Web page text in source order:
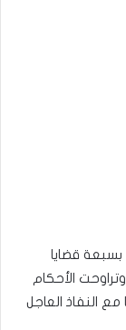
قضايا
الأحكام
مع النفاذ العاجل